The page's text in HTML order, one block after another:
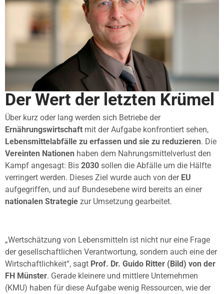
Der Wert der letzten Krümel
Über kurz oder lang werden sich Betriebe der
Ernährungswirtschaft mit der Aufgabe konfrontiert sehen,
Lebensmittelabfälle zu erfassen und sie zu reduzieren. Die
Vereinten Nationen haben dem Nahrungsmittelverlust den
Kampf angesagt: Bis 2030 sollen die Abfälle um die Hälfte
verringert werden. Dieses Ziel wurde auch von der EU
aufgegriffen, und auf Bundesebene wird bereits an einer
nationalen Strategie zur Umsetzung gearbeitet.
„Wertschätzung von Lebensmitteln ist nicht nur eine Frage
der gesellschaftlichen Verantwortung, sondern auch eine der
Wirtschaftlichkeit“, sagt Prof. Dr. Guido Ritter (Bild) von der
FH Münster. Gerade kleinere und mittlere Unternehmen
(KMU) haben für diese Aufgabe wenig Ressourcen, wie der